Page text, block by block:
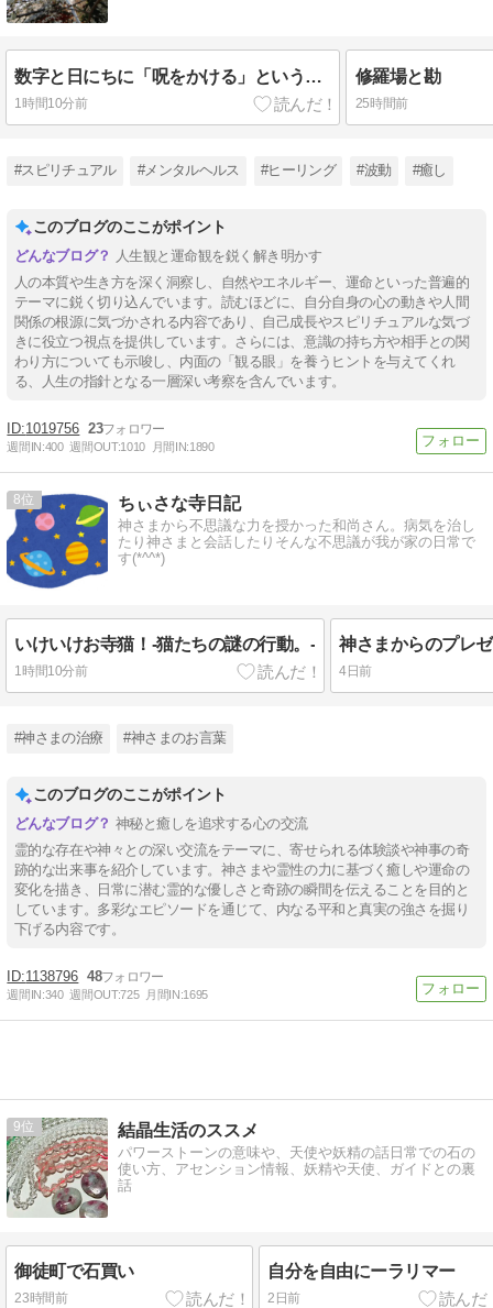
数字と日にちに「呪をかける」ということ
1時間10分前
修羅場と勘
25時間前
#スピリチュアル #メンタルヘルス #ヒーリング #波動 #癒し
このブログのここがポイント
人生観と運命観を鋭く解き明かす
人の本質や生き方を深く洞察し、自然やエネルギー、運命といった普遍的
テーマに鋭く切り込んでいます。読むほどに、自分自身の心の動きや人間
関係の根源に気づかされる内容であり、自己成長やスピリチュアルな気づ
きに役立つ視点を提供しています。さらには、意識の持ち方や相手との関
わり方についても示唆し、内面の「観る眼」を養うヒントを与えてくれ
る、人生の指針となる一層深い考察を含んでいます。
1019756 23
週間IN:400 週間OUT:1010 月間IN:1890
8 ちぃさな寺日記
神さまから不思議な力を授かった和尚さん。病気を治し
たり神さまと会話したりそんな不思議が我が家の日常で
す(*^^*)
いけいけお寺猫！-猫たちの謎の行動。-
1時間10分前 4日前
#神さまの治療 #神さまのお言葉
このブログのここがポイント
神秘と癒しを追求する心の交流
霊的な存在や神々との深い交流をテーマに、寄せられる体験談や神事の奇
跡的な出来事を紹介しています。神さまや霊性の力に基づく癒しや運命の
変化を描き、日常に潜む霊的な優しさと奇跡の瞬間を伝えることを目的と
しています。多彩なエピソードを通じて、内なる平和と真実の強さを掘り
下げる内容です。
1138796 48
週間IN:340 週間OUT:725 月間IN:1695
9 結晶生活のススメ
パワーストーンの意味や、天使や妖精の話日常での石の
使い方、アセンション情報、妖精や天使、ガイドとの裏
話
御徒町で石買い
23時間前
自分を自由にーラリマー
2日前